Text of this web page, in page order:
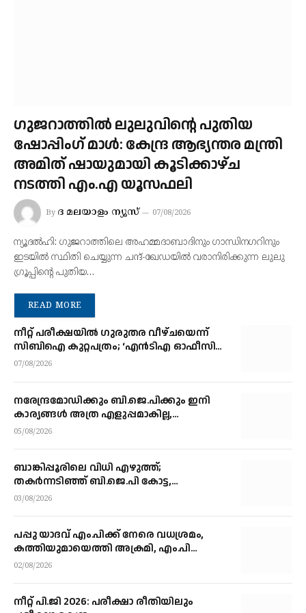
ഗുജറാത്തിൽ ലുലുവിന്റെ പുതിയ
ഷോപ്പിംഗ് മാൾ: കേന്ദ്ര ആഭ്യന്തര മന്ത്രി
അമിത് ഷായുമായി കൂടിക്കാഴ്ച
നടത്തി എം.എ യൂസഫലി
By ദ മലയാളം ന്യൂസ് 07/08/2026
ന്യൂദൽഹി: ഗുജറാത്തിലെ അഹമ്മദാബാദിനും ഗാന്ധിനഗറിനും
ഇടയിൽ സ്ഥിതി ചെയ്യുന്ന ചന്ദ്-ഖേഡയിൽ വരാനിരിക്കുന്ന ലുലു
ഗ്രൂപ്പിന്റെ പുതിയ…
READ MORE
നീറ്റ് പരീക്ഷയില്‍ ഗുരുതര വീഴ്ചയെന്ന്
സിബിഐ കുറ്റപത്രം; ‘എന്‍ടിഎ ഓഫീസില്‍
നിന്ന് മൂന്ന് വിഷയ വിദഗ്ധര്‍ വിവിധ
07/08/2026
നരേന്ദ്രമോഡിക്കും ബി.ജെ.പിക്കും ഇനി
കാര്യങ്ങൾ അത്ര എളുപ്പമാകില്ല,
മുന്നിലുള്ളത് വൻ വെല്ലുവിളി
05/08/2026
ബാങ്കിപ്പൂരിലെ വിധി എഴുത്ത്;
തകർന്നടിഞ്ഞ് ബി.ജെ.പി കോട്ട,
രാജ്യവ്യാപക പ്രതിഷേധത്തിന്റെ
03/08/2026
പപ്പു യാദവ് എം.പിക്ക് നേരെ വധശ്രമം,
കത്തിയുമായെത്തി അക്രമി, എം.പി
രക്ഷപ്പെട്ടത് തലനാരിഴക്ക്
02/08/2026
നീറ്റ് പി.ജി 2026: പരീക്ഷാ രീതിയിലും